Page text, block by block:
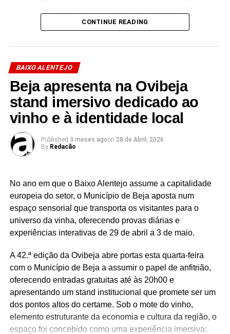
Facebook
Mastodon
EmailShare
CONTINUE READING
BAIXO ALENTEJO
Beja apresenta na Ovibeja
stand imersivo dedicado ao
vinho e à identidade local
Published 3 meses agoon 28 de Abril, 2026
By Redacão
No ano em que o Baixo Alentejo assume a capitalidade
europeia do setor, o Município de Beja aposta num
espaço sensorial que transporta os visitantes para o
universo da vinha, oferecendo provas diárias e
experiências interativas de 29 de abril a 3 de maio.
A 42.ª edição da Ovibeja abre portas esta quarta-feira
com o Município de Beja a assumir o papel de anfitrião,
oferecendo entradas gratuitas até às 20h00 e
apresentando um stand institucional que promete ser um
dos pontos altos do certame. Sob o mote do vinho,
elemento estruturante da economia e cultura da região, o
espaço foi concebido como uma experiência imersiva: